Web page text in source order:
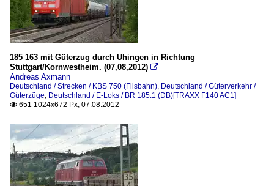
185 163 mit Güterzug durch Uhingen in Richtung
Stuttgart/Kornwestheim. (07,08,2012) 
Andreas Axmann
Deutschland / Strecken / KBS 750 (Filsbahn), Deutschland / Güterverkehr /
Güterzüge, Deutschland / E-Loks / BR 185.1 (DB)[TRAXX F140 AC1]
 651 1024x672 Px, 07.08.2012